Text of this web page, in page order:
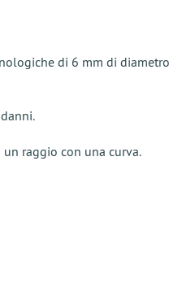
di 6 mm di
raggio con una curva.